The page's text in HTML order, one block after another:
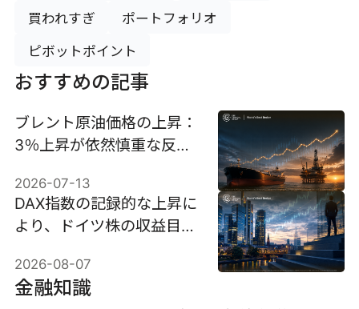
買われすぎ ポートフォリオ
ピボットポイント
おすすめの記事
ブレント原油価格の上昇：
3％上昇が依然慎重な反応
2026-07-13
DAX指数の記録的な上昇に
より、ドイツ株の収益目標
2026-08-07
金融知識